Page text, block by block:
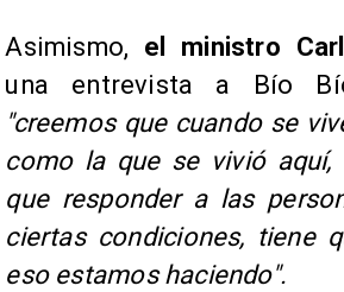
Asimismo, el ministro
una entrevista a Bío
"creemos que cuando se
como la que se vivió aquí,
que responder a las
ciertas condiciones, tiene
eso estamos haciendo".